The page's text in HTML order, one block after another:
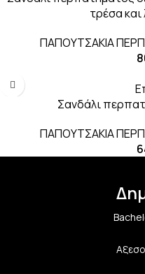
τρέσα και
ΠΑΠΟΥΤΣΑΚΙΑ
Σανδάλι
ΠΑΠΟΥΤΣΑΚΙΑ